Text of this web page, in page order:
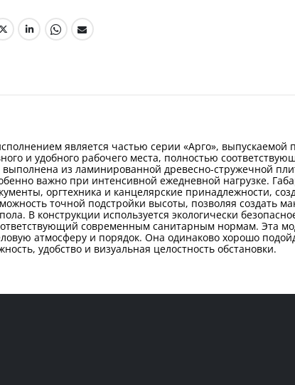
является частью серии «Арго», выпускаемой
и удобного рабочего места, полностью
выполнена из ламинированной древесно-стружечной
важно при интенсивной ежедневной нагрузке.
оргтехника и канцелярские принадлежности,
точной подстройки высоты, позволяя создать
В конструкции используется экологически
современным санитарным нормам. Эта
атмосферу и порядок. Она одинаково хорошо
удобство и визуальная целостность обстановки.